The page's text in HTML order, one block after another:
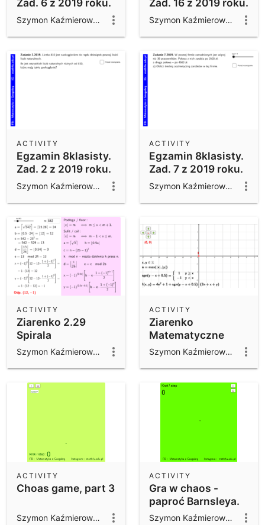
Zad. 6 z 2019 roku.
Szymon Kaźmierowski
Zad. 16 z 2019 roku.
Szymon Kaźmierowski
Egzamin 8klasisty.
Zad. 2 z 2019 roku.
ACTIVITY
Szymon Kaźmierowski
Egzamin 8klasisty.
Zad. 7 z 2019 roku.
ACTIVITY
Szymon Kaźmierowski
Ziarenko 2.29
Spirala
ACTIVITY
Szymon Kaźmierowski
Ziarenko
Matematyczne
2.29
ACTIVITY
Szymon Kaźmierowski
Choas game, part 3
ACTIVITY
Szymon Kaźmierowski
Gra w chaos -
paproć Barnsleya.
ACTIVITY
Szymon Kaźmierowski